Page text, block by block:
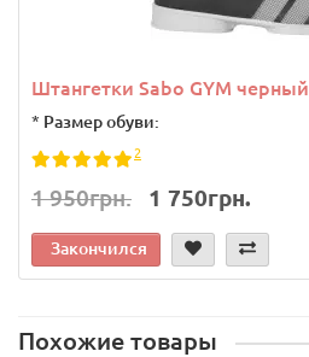
Штангетки Sabo GYM черный
* Размер обуви:
2
1 950грн. 1 750грн.
Закончился
Похожие товары